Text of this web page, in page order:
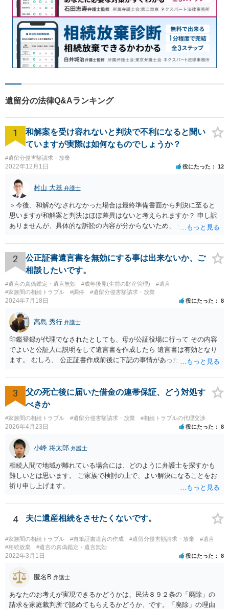
遺留分の法律Q&Aランキング
1
和解案を受け容れないと判決で不利になると聞い
ていますが実際は如何なものでしょうか？
#遺留分侵害額請求・放棄
2022年12月1日 役にたった 12
村山 大基 弁護士
＞今後、和解がなされなかった場合は最終準備書面から判決に至ると
思いますが和解案と判決はほぼ差異はないと考えられますか？ 申し訳
ありませんが、具体的な訴訟の内容が分からないため、 何とも回答が
わかっている代理人弁護士に聞くか、 訴訟資料を持って面談相談に行
ってみましょう。 その上で、一般論として回答するなら、和解案と判
決は（ケースによって程度の差はあっても）食い違うことが多いで
す。 金額は適当ですが、例えば判決で１００万円支払え、という結論
になりそうな場合、 そのまま１００万円を和解案として提示しても、
判決と変わらないなら払う側としてはあまり和解に応じようという気
のまま判決で１００万円支払いとなるより、７０万円でまとめた方が
マシ」ということで、 合意の可能性が出てきます。 応じるかどうか
は、判決になったらどうなりそうか、という点についての検討が不可
欠ですので、 初めに述べた通り、代理人と相談するか、資料を持って
面談相談に行ってみることをお勧めします。
2
公正証書遺言書を無効にする事は出来ないか、ご
相談したいです。
#遺言の真偽鑑定・遺言無効 #成年後見(生前の財産管理)
#遺言
#家族間の相続トラブル
#調停 #遺留分侵害額請求・放棄
2024年7月18日 役にたった 8
高島 秀行 弁護士
印鑑登録が代理でなされたとしても、母が公証役場に行って その内容
でよいと公証人に説明をして遺言書を作成したら 遺言書は有効となり
ます。 むしろ、 公正証書作成前後に下記の事情があったことが証明で
月に携帯が新しくなった母からの第一声は「ここにいたら殺される」
「面会に来てくれ」で、長男に聞くと「面会は出来ない。俺は携帯電
話の使い方を教える為に会っている」「母の話は聞かなくて良い」と
電話が切れました。その後の電話でも「食事に毒が入っている」「体
にチップが埋められている」等、おかしかったです。 当時の診療記
録、介護認定の資料、介護記録を取得して 弁護士に面談で相談された
方がよいと思います。
3
父の死亡後に届いた借金の連帯保証、どう対処す
べきか
#家族間の相続トラブル #遺留分侵害額請求・放棄 #相続トラブルの代理交渉
2026年4月23日 役にたった 8
小峰 将太郎 弁護士
相続人間で地域が離れている場合には、どのように弁護士を探すかも
難しいとは思います。 ご家族で検討の上で、よい解決になることをお
祈り申し上げます。
4 夫に遺産相続をさせたくないです。
#家族間の相続トラブル #自筆証書遺言の作成 #遺留分侵害額請求・放棄
#遺言
#相続放棄
#遺言の真偽鑑定・遺言無効
2022年3月1日 役にたった 8
匿名B 弁護士
あなたのお考えが実現できるかどうかは、民法８９２条の「廃除」の
請求を家庭裁判所で認めてもらえるかどうか、です。「廃除」の理由